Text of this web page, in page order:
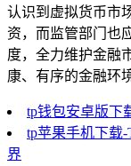
认识到虚拟货币市
资，而监管部门也
度，全力维护金融
康、有序的金融环
tp钱包安卓版下
tp苹果手机下载
界